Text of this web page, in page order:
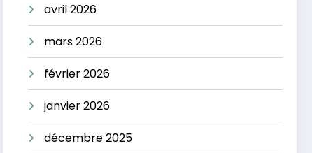
avril 2026
mars 2026
février 2026
janvier 2026
décembre 2025